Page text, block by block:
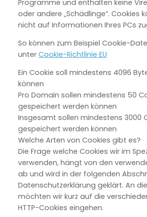
Programme und enthalten keine
oder andere „Schädlinge“. Cookies
nicht auf Informationen Ihres PCs
So können zum Beispiel Cookie-
unter Cookie-Richtlinie EU
Ein Cookie soll mindestens 4096
können
Pro Domain sollen mindestens 50
gespeichert werden können
Insgesamt sollen mindestens 3000
gespeichert werden können
Welche Arten von Cookies gibt es?
Die Frage welche Cookies wir im
verwenden, hängt von den
ab und wird in der folgenden
Datenschutzerklärung geklärt. An
möchten wir kurz auf die
HTTP-Cookies eingehen.